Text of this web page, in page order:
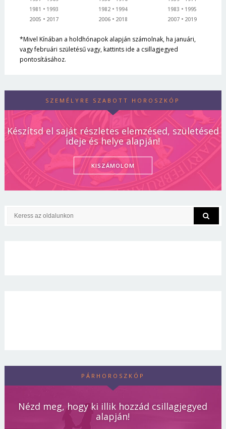
1981
1993
2005
2017
1982
1994
2006
2018
1983
1995
2007
2019
*Mivel Kínában a holdhónapok alapján számolnak, ha januári,
vagy februári születésű vagy, kattints ide a csillagjegyed
pontosításához.
SZEMÉLYRE SZABOTT HOROSZKÓP
Készítsd el saját részletes elemzésed, születésed
ideje és helye alapján!
KISZÁMOLOM
PÁRHOROSZKÓP
Nézd meg, hogy ki illik hozzád csillagjegyed
alapján!